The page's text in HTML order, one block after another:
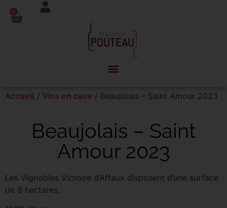
0
Accueil / Vins en cave / Beaujolais – Saint Amour 2023
Beaujolais – Saint
Amour 2023
Les Vignobles Victoire d’Affaux disposent d’une surface
de 9 hectares.
Panneau de gestion des cookies